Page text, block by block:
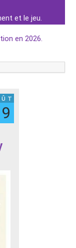
et le jeu.
en 2026.